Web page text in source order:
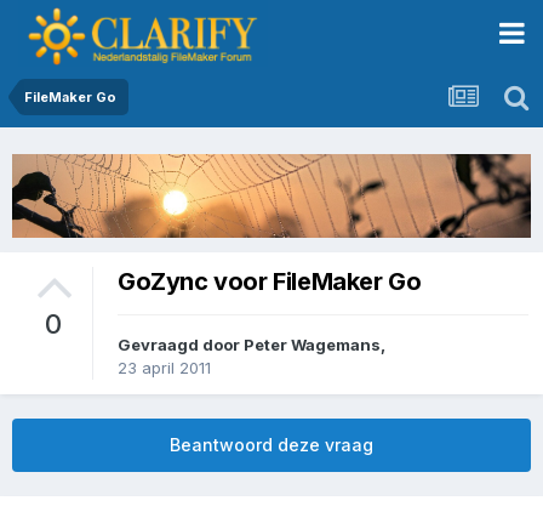
FileMaker Go
0
GoZync voor FileMaker Go
Gevraagd door Peter Wagemans
23 april 2011
Beantwoord deze vraag